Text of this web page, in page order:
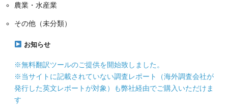
農業・水産業
その他（未分類）
お知らせ
※無料翻訳ツールのご提供を開始致しました。
※当サイトに記載されていない調査レポート（海外調査会社が
発行した英文レポートが対象）も弊社経由でご購入いただけま
す